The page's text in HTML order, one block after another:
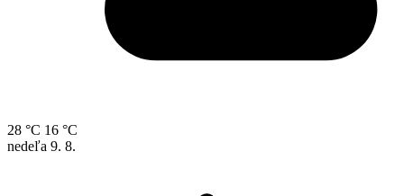
28 °C 16 °C
nedeľa 9. 8.